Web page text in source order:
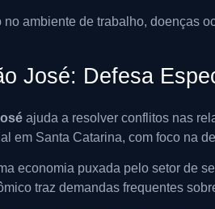
ambiente de trabalho, doenças
José: Defesa
ajuda a resolver conflitos nas
em Santa Catarina, com foco na
economia puxada pelo setor de
traz demandas frequentes